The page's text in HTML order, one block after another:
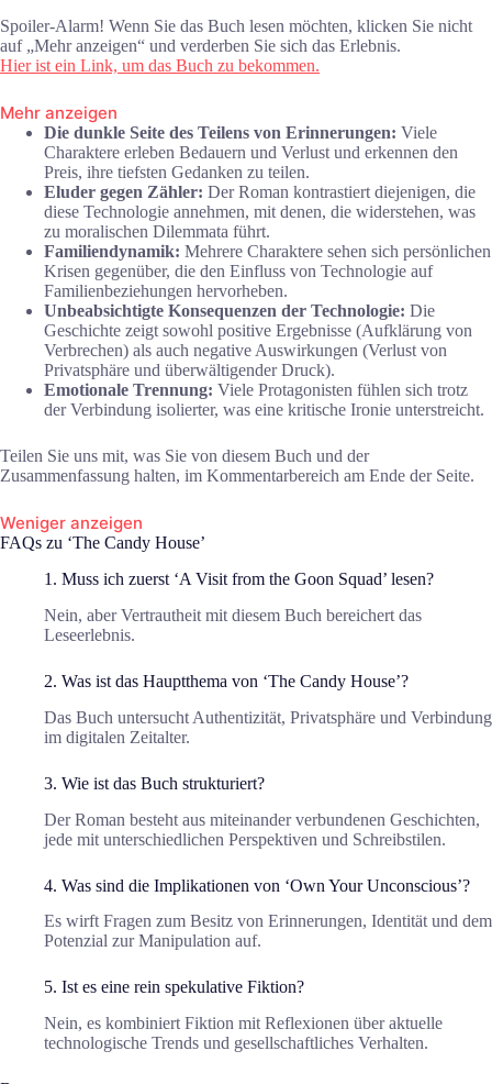
Spoiler-Alarm! Wenn Sie das Buch lesen möchten, klicken Sie nicht
auf „Mehr anzeigen“ und verderben Sie sich das Erlebnis.
Hier ist ein Link, um das Buch zu bekommen.
Mehr anzeigen
Die dunkle Seite des Teilens von Erinnerungen: Viele
Charaktere erleben Bedauern und Verlust und erkennen den
Preis, ihre tiefsten Gedanken zu teilen.
Eluder gegen Zähler: Der Roman kontrastiert diejenigen, die
diese Technologie annehmen, mit denen, die widerstehen, was
zu moralischen Dilemmata führt.
Familiendynamik: Mehrere Charaktere sehen sich persönlichen
Krisen gegenüber, die den Einfluss von Technologie auf
Familienbeziehungen hervorheben.
Unbeabsichtigte Konsequenzen der Technologie: Die
Geschichte zeigt sowohl positive Ergebnisse (Aufklärung von
Verbrechen) als auch negative Auswirkungen (Verlust von
Privatsphäre und überwältigender Druck).
Emotionale Trennung: Viele Protagonisten fühlen sich trotz
der Verbindung isolierter, was eine kritische Ironie unterstreicht.
Teilen Sie uns mit, was Sie von diesem Buch und der
Zusammenfassung halten, im Kommentarbereich am Ende der Seite.
Weniger anzeigen
FAQs zu ‘The Candy House’
1. Muss ich zuerst ‘A Visit from the Goon Squad’ lesen?
Nein, aber Vertrautheit mit diesem Buch bereichert das
Leseerlebnis.
2. Was ist das Hauptthema von ‘The Candy House’?
Das Buch untersucht Authentizität, Privatsphäre und Verbindung
im digitalen Zeitalter.
3. Wie ist das Buch strukturiert?
Der Roman besteht aus miteinander verbundenen Geschichten,
jede mit unterschiedlichen Perspektiven und Schreibstilen.
4. Was sind die Implikationen von ‘Own Your Unconscious’?
Es wirft Fragen zum Besitz von Erinnerungen, Identität und dem
Potenzial zur Manipulation auf.
5. Ist es eine rein spekulative Fiktion?
Nein, es kombiniert Fiktion mit Reflexionen über aktuelle
technologische Trends und gesellschaftliches Verhalten.